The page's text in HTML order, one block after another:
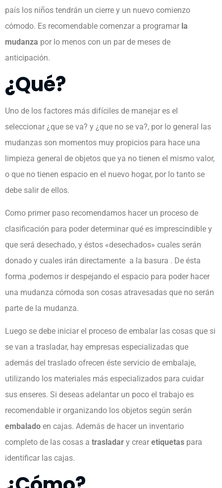
país los niños tendrán un cierre y un nuevo comienzo
cómodo. Es recomendable comenzar a programar la
mudanza por lo menos con un par de meses de
anticipación.
¿Qué?
Uno de los factores más difíciles de manejar es el
seleccionar ¿que se va? y ¿que no se va?, por lo general las
mudanzas son momentos muy propicios para hace una
limpieza general de objetos que ya no tienen el mismo valor,
o que no tienen espacio en el nuevo hogar, por lo tanto se
debe salir de ellos.
Como primer paso recomendamos hacer un proceso de
clasificación para poder determinar qué es imprescindible y
que será desechado, y éstos «desechados» cuales serán
donado y cuales irán directamente a la basura . De ésta
forma ,podemos ir despejando el espacio para poder hacer
una mudanza cómoda son cosas atravesadas que no serán
parte de la mudanza.
Luego se debe iniciar el proceso de embalar las cosas que si
se van a trasladar, hay empresas especializadas que
además del traslado ofrecen éste servicio de embalaje,
utilizando los materiales más especializados para cuidar
sus enseres. Si deseas adelantar un poco el trabajo es
recomendable ir organizando los objetos según serán
embalado en cajas. Además de hacer un inventario
completo de las cosas a trasladar y crear etiquetas para
identificar las cajas.